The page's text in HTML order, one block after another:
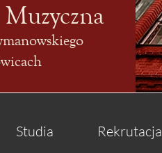
Studia Rekrutacja